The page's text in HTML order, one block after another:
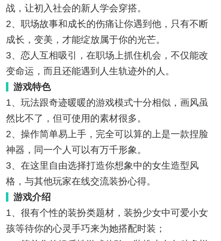
战，让初入社会的新人学会穿搭。
2、职场故事和成长的伤痛让你遇到他，只有不断
成长，变美，才能绽放属于你的光芒。
3、恋人互相吸引，在职场上抓住机会，不仅能改
变命运，而且还能遇到人生轨迹外的人。
游戏特色
1、玩法跟奇迹暖暖的游戏模式十分相似，画风虽
然比不了，但可使用的素材很多。
2、操作简单易上手，完全可以算的上是一款捏脸
神器，同一个人可以有万千形象。
3、在这里自由选择打造你想象中的女生造型风
格，与其他玩家在线交流装扮心得。
游戏介绍
1、很有个性的装扮类题材，装扮少女中可爱小女
孩等待你的心灵手巧来为她搭配时装；